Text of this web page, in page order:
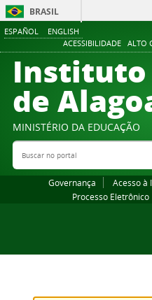
ESPAÑOL ENGLISH
ACESSIBILIDADE ALTO
BRASIL
Instituto
de
MINISTÉRIO DA EDUCAÇÃO
Buscar no portal
Governança Acesso à
Processo Eletrônico